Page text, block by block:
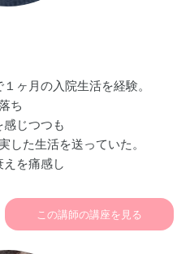
ヶ月の入院生活を経験。
ち
じつつも
した生活を送っていた。
えを痛感し
に気づき
。
この講師の講座を見る